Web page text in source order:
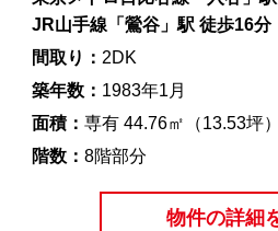
JR山手線「鶯谷」駅 徒歩16分
間取り： 2DK
築年数： 1983年1月
面積： 専有 44.76㎡（13.53坪
階数： 8階部分
物件の詳細